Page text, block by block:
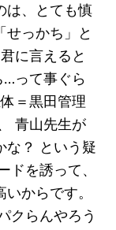
は、とても慎
っかち」と
に言えると
…って事ぐら
＝黒田管理
青山先生が
な？ という疑
を誘って、
からです。
クらんやろう